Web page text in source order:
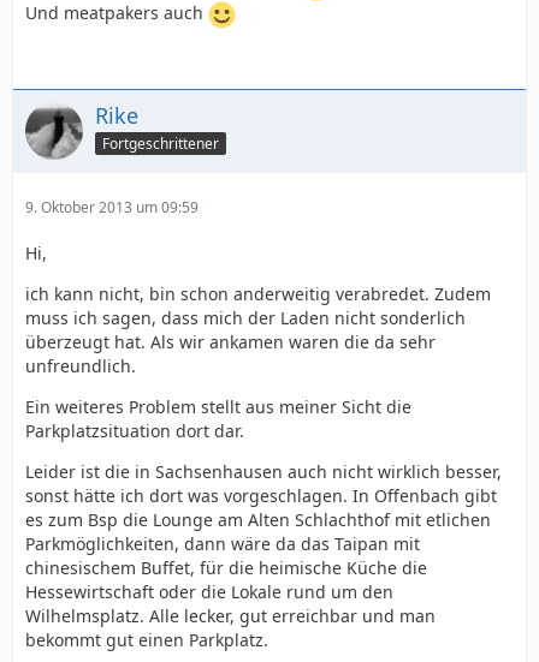
Und meatpakers auch
Rike
Fortgeschrittener
9. Oktober 2013 um 09:59
Hi,
ich kann nicht, bin schon anderweitig verabredet. Zudem
muss ich sagen, dass mich der Laden nicht sonderlich
überzeugt hat. Als wir ankamen waren die da sehr
unfreundlich.
Ein weiteres Problem stellt aus meiner Sicht die
Parkplatzsituation dort dar.
Leider ist die in Sachsenhausen auch nicht wirklich besser,
sonst hätte ich dort was vorgeschlagen. In Offenbach gibt
es zum Bsp die Lounge am Alten Schlachthof mit etlichen
Parkmöglichkeiten, dann wäre da das Taipan mit
chinesischem Buffet, für die heimische Küche die
Hessewirtschaft oder die Lokale rund um den
Wilhelmsplatz. Alle lecker, gut erreichbar und man
bekommt gut einen Parkplatz.